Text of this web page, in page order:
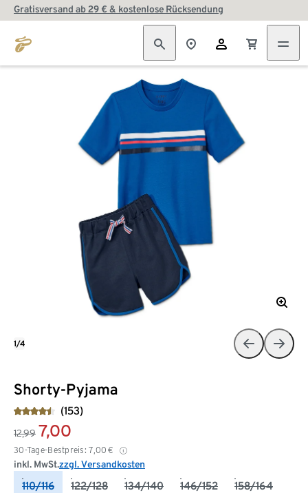
Gratisversand ab 29 € & kostenlose Rücksendung
Shorty-Pyjama
(153)
12,99 7,00
30-Tage-Bestpreis: 7,00 €
inkl. MwSt.zzgl. Versandkosten
110/116 122/128 134/140 146/152 158/164
1/4